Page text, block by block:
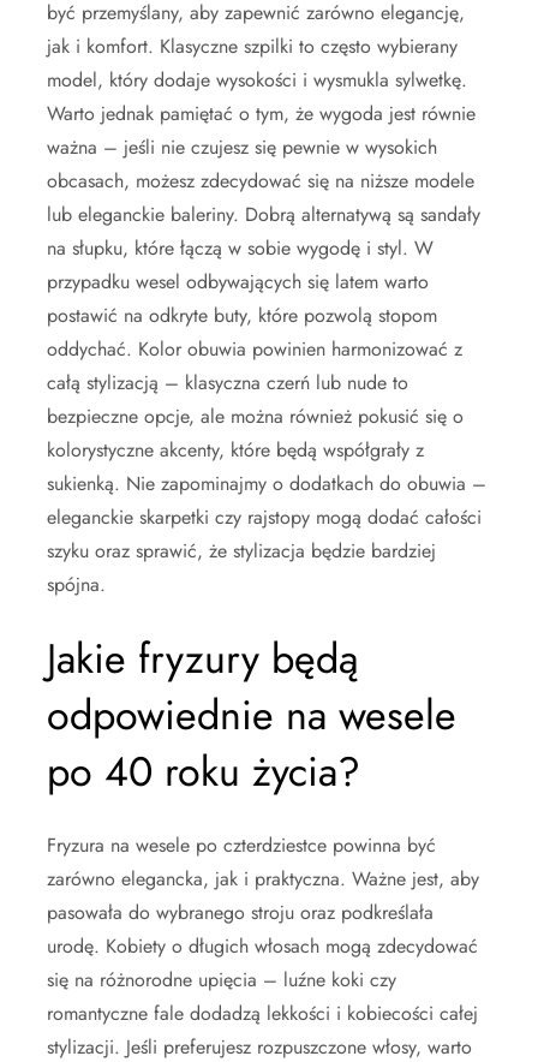
być przemyślany, aby zapewnić zarówno elegancję,
jak i komfort. Klasyczne szpilki to często wybierany
model, który dodaje wysokości i wysmukla sylwetkę.
Warto jednak pamiętać o tym, że wygoda jest równie
ważna – jeśli nie czujesz się pewnie w wysokich
obcasach, możesz zdecydować się na niższe modele
lub eleganckie baleriny. Dobrą alternatywą są sandały
na słupku, które łączą w sobie wygodę i styl. W
przypadku wesel odbywających się latem warto
postawić na odkryte buty, które pozwolą stopom
oddychać. Kolor obuwia powinien harmonizować z
całą stylizacją – klasyczna czerń lub nude to
bezpieczne opcje, ale można również pokusić się o
kolorystyczne akcenty, które będą współgrały z
sukienką. Nie zapominajmy o dodatkach do obuwia –
eleganckie skarpetki czy rajstopy mogą dodać całości
szyku oraz sprawić, że stylizacja będzie bardziej
spójna.
Jakie fryzury będą
odpowiednie na wesele
po 40 roku życia?
Fryzura na wesele po czterdziestce powinna być
zarówno elegancka, jak i praktyczna. Ważne jest, aby
pasowała do wybranego stroju oraz podkreślała
urodę. Kobiety o długich włosach mogą zdecydować
się na różnorodne upięcia – luźne koki czy
romantyczne fale dodadzą lekkości i kobiecości całej
stylizacji. Jeśli preferujesz rozpuszczone włosy, warto